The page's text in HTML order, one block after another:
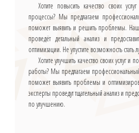
Хотите повысить качество своих
процессы? Мы предлагаем
поможет выявить и решить проблемы.
проведёт детальный анализ и
оптимизации. Не упустите возможность стать
Хотите улучшить качество своих услуг и
работы? Мы предлагаем профессиональный
поможет выявить проблемы и
эксперты проведут тщательный анализ и
по улучшению.